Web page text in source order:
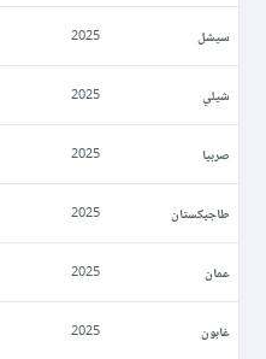
سيشل 2025
شيلي 2025
صربيا 2025
طاجيكستان 2025
عمان 2025
غابون 2025